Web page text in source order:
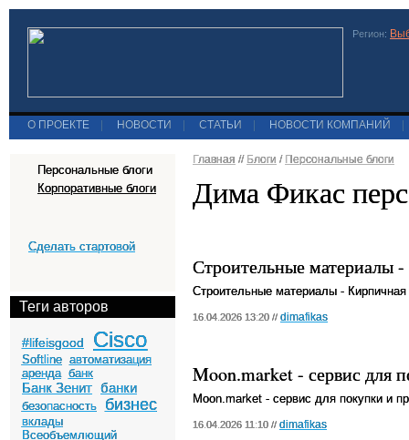
Регион:
О ПРОЕКТЕ НОВОСТИ СТАТЬИ НОВОСТИ КОМПАНИЙ
Персональные блоги
Корпоративные блоги
Сделать стартовой
Теги авторов
#lifeisgood Cisco
Softline автоматизация
аренда банк
Банк Зенит банки
безопасность бизнес
вклады
Всеобъемлющий
Главная // Блоги / Персональные блоги
Дима Фикас
Строительные материалы
Строительные материалы -
16.04.2026 13:20 // dimafikas
Moon.market - сервис для
Moon.market - сервис для покупки и
16.04.2026 11:10 // dimafikas